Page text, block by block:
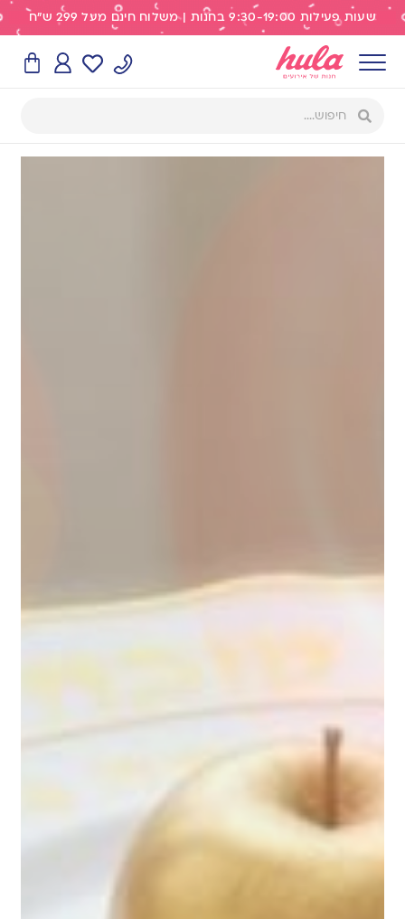
שעות פעילות 9:30-19:00 בחנות | משלוח חינם מעל 299 ש"ח